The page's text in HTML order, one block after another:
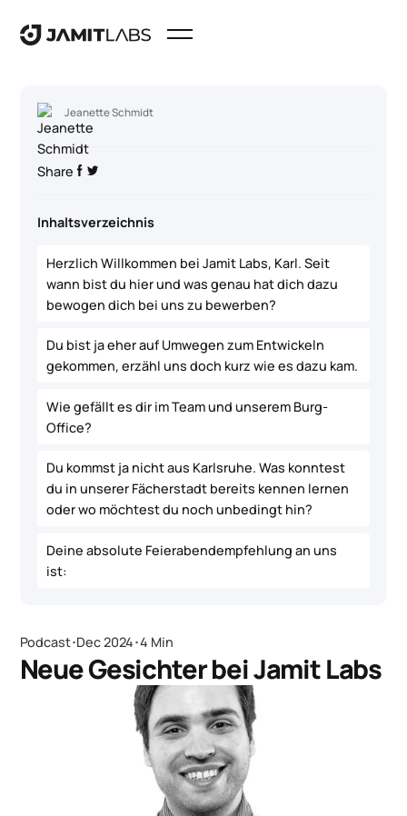
Podcast･Dec 2024･4 Min
Neue Gesichter bei Jamit Labs
Jeanette Schmidt
Share
Inhaltsverzeichnis
Herzlich Willkommen bei Jamit Labs, Karl. Seit
wann bist du hier und was genau hat dich dazu
bewogen dich bei uns zu bewerben?
Du bist ja eher auf Umwegen zum Entwickeln
gekommen, erzähl uns doch kurz wie es dazu kam.
Wie gefällt es dir im Team und unserem Burg-
Office?
Du kommst ja nicht aus Karlsruhe. Was konntest
du in unserer Fächerstadt bereits kennen lernen
oder wo möchtest du noch unbedingt hin?
Deine absolute Feierabendempfehlung an uns
ist: